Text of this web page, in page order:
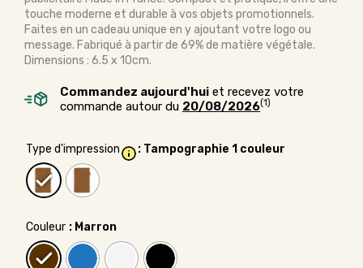
touche moderne et durable à vos objets promotionnels.
Faites en un cadeau unique en y ajoutant votre logo ou
message. Fabriqué à partir de 69% de matière végétale.
Dimensions : 6.5 x 10cm.
Commandez aujourd'hui et recevez votre
commande autour du 20/08/2026(1)
Type d'impression : Tampographie 1 couleur
Couleur : Marron